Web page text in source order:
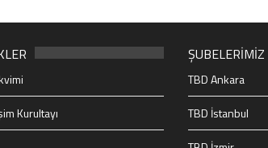
Kurultayı
ŞUBELERİMİZ
TBD Ankara
TBD İstanbul